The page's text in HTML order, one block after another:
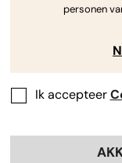
Cannabis
personen
Ik accepteer